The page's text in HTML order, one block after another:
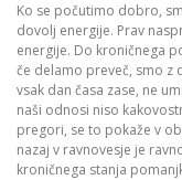
Ko se počutimo dobro,
dovolj energije. Prav
energije. Do kroničnega
če delamo preveč, smo z
vsak dan časa zase, ne
naši odnosi niso
pregori, se to pokaže v
nazaj v ravnovesje je
kroničnega stanja